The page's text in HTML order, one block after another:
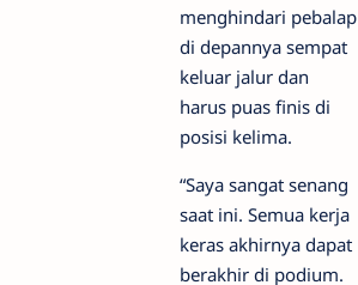
menghindari pebalap
di depannya sempat
keluar jalur dan
harus puas finis di
posisi kelima.
“Saya sangat senang
saat ini. Semua kerja
keras akhirnya dapat
berakhir di podium.